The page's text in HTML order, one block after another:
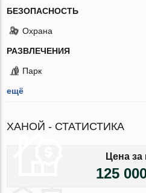
БЕЗОПАСНОСТЬ
Охрана
РАЗВЛЕЧЕНИЯ
Парк
ещё
ХАНОЙ - СТАТИСТИКА
Цена за
125